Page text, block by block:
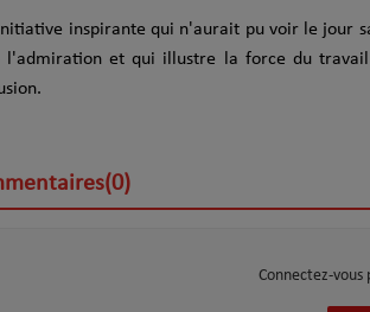
inspirante qui n'aurait pu voir le jour
l'admiration et qui illustre la force du
Connectez-